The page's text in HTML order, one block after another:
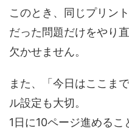
このとき、同じプリン
だった問題だけをやり
欠かせません。
また、「今日はここま
ル設定も大切。
1日に10ページ進めるこ